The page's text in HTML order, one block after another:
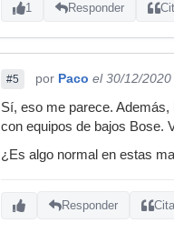
1 Responder
#5 por Paco el 30/12/2020
Sí, eso me parece.
con equipos de bajos Bose.
¿Es algo normal en estas
Responder